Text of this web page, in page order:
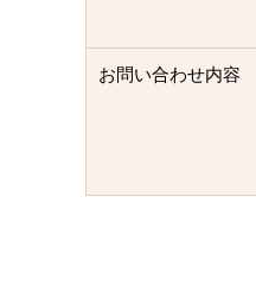
お問い合わせ内容